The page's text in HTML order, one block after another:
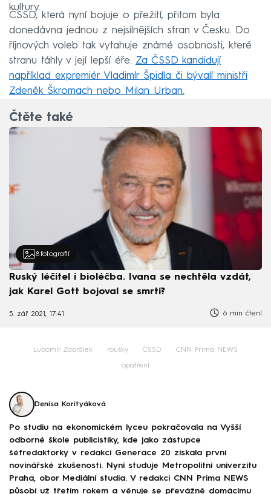
kultury.
ČSSD, která nyní bojuje o přežití, přitom byla
donedávna jednou z nejsilnějších stran v Česku. Do
říjnových voleb tak vytahuje známé osobnosti, které
stranu táhly v její lepší éře. Za ČSSD kandidují
například expremiér Vladimír Špidla či bývalí ministři
Zdeněk Škromach nebo Milan Urban.
Čtěte také
8 fotografií
Ruský léčitel i bioléčba. Ivana se nechtěla vzdát,
jak Karel Gott bojoval se smrtí?
5. zář 2021, 17:41 6 min čtení
Lubomír Zaorálek roušky ČSSD CNN Prima NEWS
opatření
Denisa Korityáková
Po studiu na ekonomickém lyceu pokračovala na Vyšší
odborné škole publicistiky, kde jako zástupce
šéfredaktorky v redakci Generace 20 získala první
novinářské zkušenosti. Nyní studuje Metropolitní univerzitu
Praha, obor Mediální studia. V redakci CNN Prima NEWS
působí už třetím rokem a věnuje se převážně domácímu